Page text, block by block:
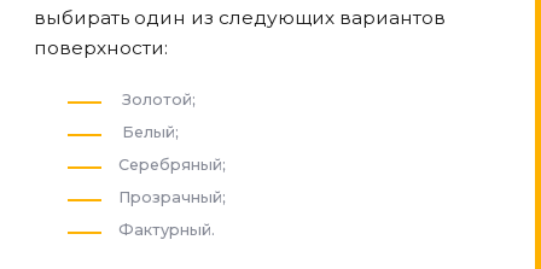
выбирать один из следующих вариантов
поверхности:
Золотой;
Белый;
Серебряный;
Прозрачный;
Фактурный.